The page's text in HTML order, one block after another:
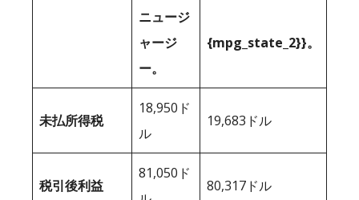
ニュージ
ャージ
ー。
{mpg_state_2}}。
未払所得税
18,950ド
ル
19,683ドル
税引後利益
81,050ド
80,317ドル